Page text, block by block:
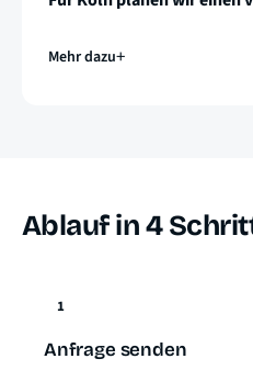
Mehr dazu
Ablauf in 4
1
Anfrage senden